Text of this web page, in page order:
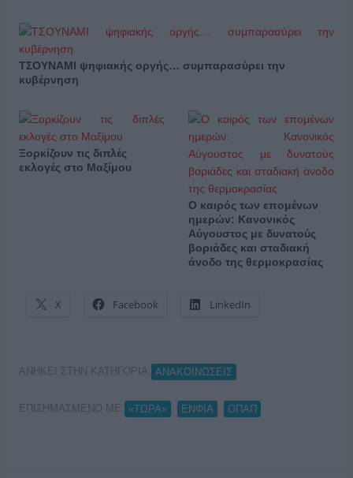
ΤΣΟΥΝΑΜΙ ψηφιακής οργής… συμπαρασύρει την
κυβέρνηση
Ξορκίζουν τις διπλές
εκλογές στο Μαξίμου
Ο καιρός των επομένων
ημερών: Κανονικός
Αύγουστος με δυνατούς
βοριάδες και σταδιακή
άνοδο της θερμοκρασίας
X Facebook LinkedIn
ΑΝΗΚΕΙ ΣΤΗΝ ΚΑΤΗΓΟΡΙΑ: ΑΝΑΚΟΙΝΩΣΕΙΣ
ΕΠΙΣΗΜΑΣΜΕΝΟ ΜΕ: «ΤΩΡΑ» ΕΝΦΙΑ ΟΠΑΠ